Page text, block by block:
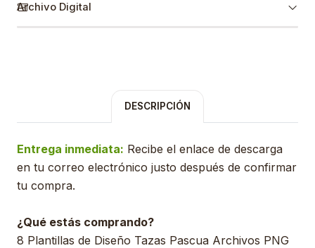
Archivo Digital
DESCRIPCIÓN
Entrega inmediata: Recibe el enlace de descarga
en tu correo electrónico justo después de confirmar
tu compra.
¿Qué estás comprando?
8 Plantillas de Diseño Tazas Pascua Archivos PNG